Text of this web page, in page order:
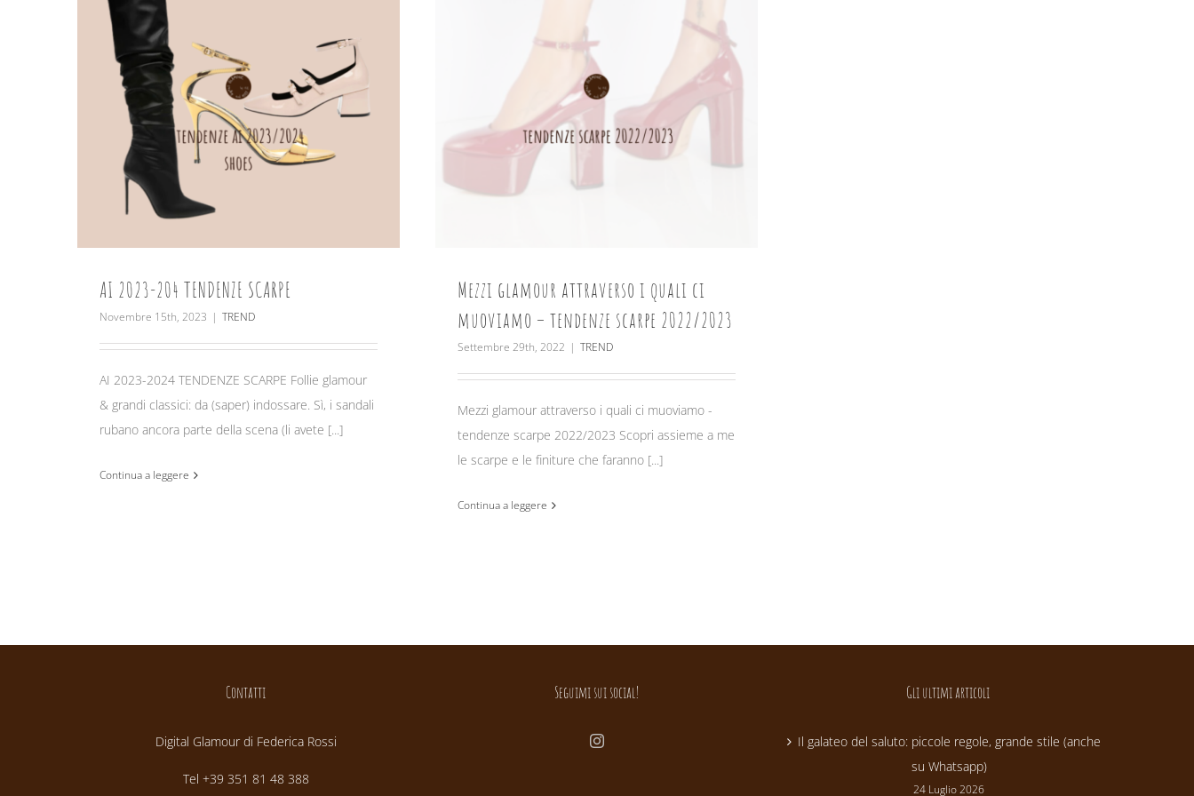
AI 2023-204 TENDENZE SCARPE
Novembre 15th, 2023 | TREND
AI 2023-2024 TENDENZE SCARPE Follie glamour
& grandi classici: da (saper) indossare. Sì, i sandali
rubano ancora parte della scena (li avete [...]
Continua a leggere
Mezzi glamour attraverso i quali ci muoviamo –
tendenze scarpe 2022/2023
Mezzi glamour attraverso i quali ci
muoviamo – tendenze scarpe 2022/2023
Settembre 29th, 2022 | TREND
Mezzi glamour attraverso i quali ci muoviamo -
tendenze scarpe 2022/2023 Scopri assieme a me
le scarpe e le finiture che faranno [...]
Continua a leggere
Contatti
Digital Glamour di Federica Rossi
Tel +39 351 81 48 388
Seguimi sui social! Gli ultimi articoli
Il galateo del saluto: piccole regole, grande stile (anche
su Whatsapp)
24 Luglio 2026